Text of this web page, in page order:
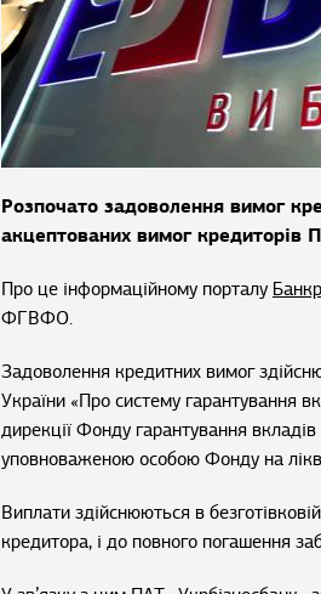
Розпочато задоволення вимог
акцептованих вимог кредиторів
Про це інформаційному порталу
ФГВФО.
Задоволення кредитних вимог
України «Про систему гарантування
дирекції Фонду гарантування
уповноваженою особою Фонду на
Виплати здійснюються в
кредитора, і до повного погашення